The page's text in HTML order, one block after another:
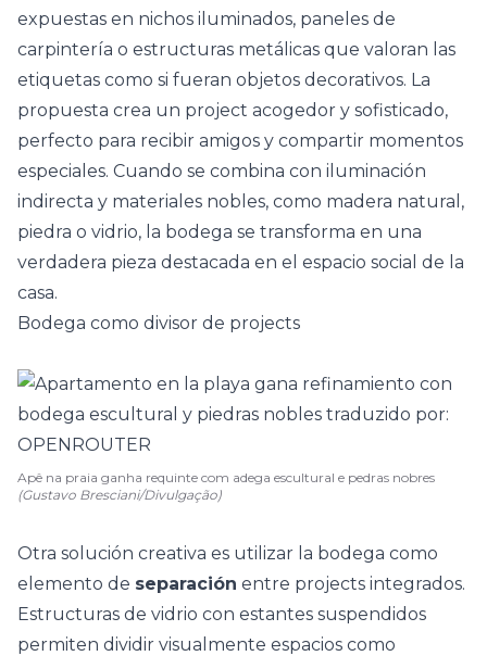
expuestas en nichos iluminados, paneles de
carpintería o estructuras metálicas que valoran las
etiquetas como si fueran objetos decorativos. La
propuesta crea un project acogedor y sofisticado,
perfecto para recibir amigos y compartir momentos
especiales. Cuando se combina con iluminación
indirecta y materiales nobles, como madera natural,
piedra o vidrio, la bodega se transforma en una
verdadera pieza destacada en el espacio social de la
casa.
Bodega como divisor de projects
Apê na praia ganha requinte com adega escultural e pedras nobres
(Gustavo Bresciani/Divulgação)
Otra solución creativa es utilizar la bodega como
elemento de separación entre projects integrados.
Estructuras de vidrio con estantes suspendidos
permiten dividir visualmente espacios como